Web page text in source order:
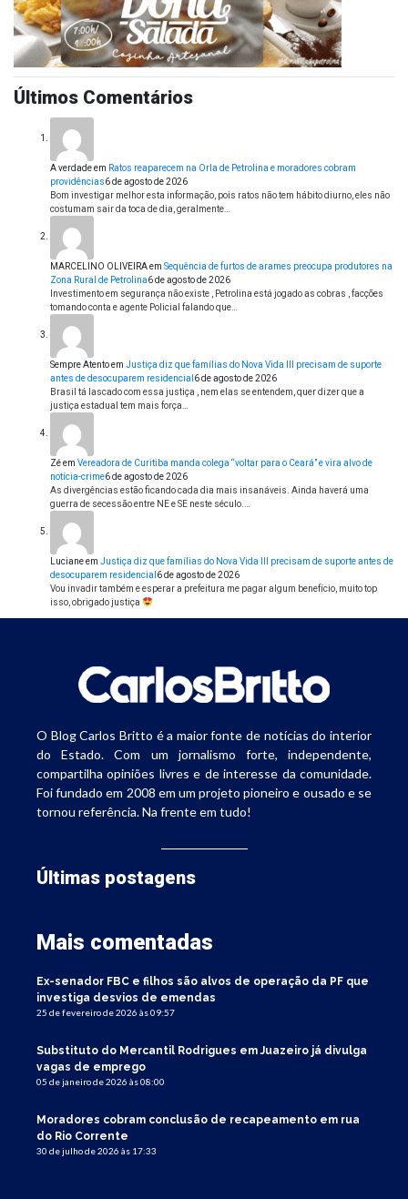
Últimos Comentários
A verdadeem Ratos reaparecem na Orla de Petrolina e moradores cobram
providências6 de agosto de 2026
Bom investigar melhor esta informação, pois ratos não tem hábito diurno, eles não
costumam sair da toca de dia, geralmente…
MARCELINO OLIVEIRAem Sequência de furtos de arames preocupa produtores na
Zona Rural de Petrolina6 de agosto de 2026
Investimento em segurança não existe , Petrolina está jogado as cobras , facções
tomando conta e agente Policial falando que…
Sempre Atentoem Justiça diz que famílias do Nova Vida III precisam de suporte
antes de desocuparem residencial 6 de agosto de 2026
Brasil tá lascado com essa justiça , nem elas se entendem, quer dizer que a
justiça estadual tem mais força…
Zéem Vereadora de Curitiba manda colega “voltar para o Ceará” e vira alvo de
notícia-crime6 de agosto de 2026
As divergências estão ficando cada dia mais insanáveis. Ainda haverá uma
guerra de secessão entre NE e SE neste século.…
Lucianeem Justiça diz que famílias do Nova Vida III precisam de suporte antes de
desocuparem residencial 6 de agosto de 2026
Vou invadir também e esperar a prefeitura me pagar algum benefício, muito top
isso, obrigado justiça
O Blog Carlos Britto é a maior fonte de notícias do interior
do Estado. Com um jornalismo forte, independente,
compartilha opiniões livres e de interesse da comunidade.
Foi fundado em 2008 em um projeto pioneiro e ousado e se
tornou referência. Na frente em tudo!
Últimas postagens
Mais comentadas
Ex-senador FBC e filhos são alvos de operação da PF que
investiga desvios de emendas
25 de fevereiro de 2026 às 09:57
Substituto do Mercantil Rodrigues em Juazeiro já divulga
vagas de emprego
05 de janeiro de 2026 às 08:00
Moradores cobram conclusão de recapeamento em rua
do Rio Corrente
30 de julho de 2026 às 17:33